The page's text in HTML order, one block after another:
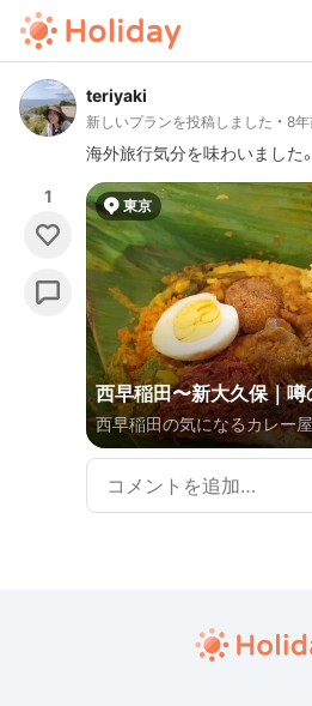
teriyaki
新しいプランを投稿しました 8
海外旅行気分を味わいました。
1 東京
西早稲田〜新大久保｜噂
国気分の休日散歩
西早稲田の気になるカレー
大久保へ。新大久保ではス
ました。